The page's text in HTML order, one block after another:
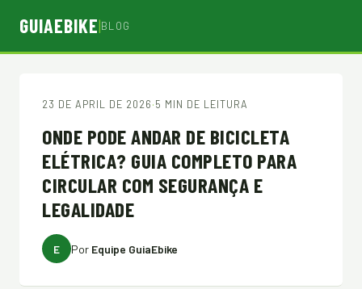
GUIAEBIKE|BLOG
23 DE APRIL DE 2026 · 5 MIN DE LEITURA
ONDE PODE ANDAR DE BICICLETA
ELÉTRICA? GUIA COMPLETO PARA
CIRCULAR COM SEGURANÇA E
LEGALIDADE
E Por Equipe GuiaEbike